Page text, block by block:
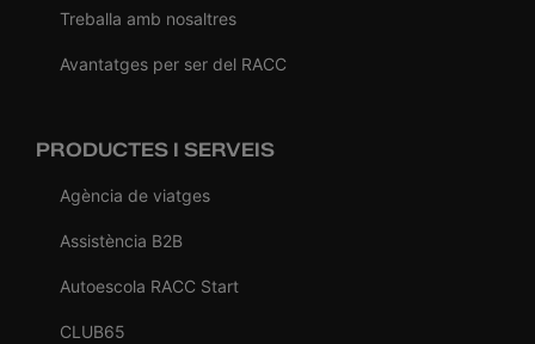
Treballa amb nosaltres
Avantatges per ser del RACC
PRODUCTES I SERVEIS
Agència de viatges
Assistència B2B
Autoescola RACC Start
CLUB65